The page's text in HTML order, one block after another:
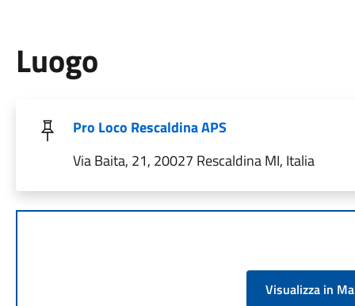
Luogo
Pro Loco Rescaldina APS
Via Baita, 21, 20027 Rescaldina MI, Italia
Visualizza in